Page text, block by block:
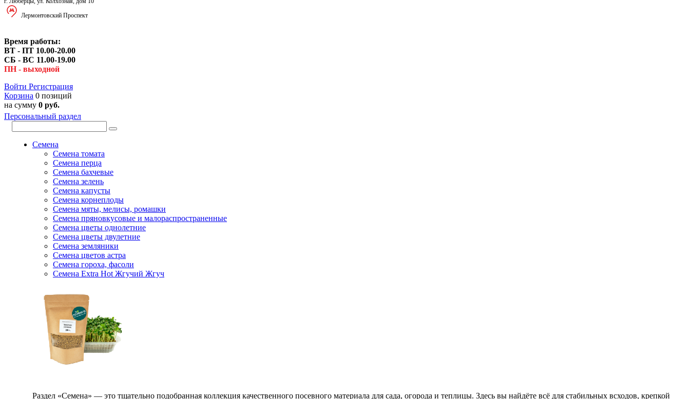
Лермонтовский Проспект
Время работы:
ВТ - ПТ 10.00-20.00
СБ - ВС 11.00-19.00
ПН - выходной
Войти Регистрация
Корзина 0 позиций
на сумму 0 руб.
Персональный раздел
Семена
Семена томата
Семена перца
Семена бахчевые
Семена зелень
Семена капусты
Семена корнеплоды
Семена мяты, мелисы, ромашки
Семена пряновкусовые и малораспространенные
Семена цветы однолетние
Семена цветы двулетние
Семена земляники
Семена цветов астра
Семена гороха, фасоли
Семена Extra Hot Жгучий Жгуч
Раздел «Семена» — это тщательно подобранная коллекция качественного посевного материала для сада, огорода и теплицы. Здесь вы найдёте всё для стабильных всходов, крепкой